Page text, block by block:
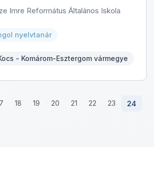
Imre Református Általános Iskola
nyelvtanár
- Komárom-Esztergom vármegye
18 19 20 21 22 23 24